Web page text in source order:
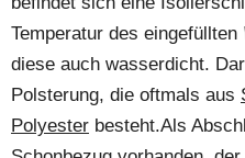
Temperatur des eingefüllten
diese auch wasserdicht.
Polsterung, die oftmals aus
Polyester besteht.Als